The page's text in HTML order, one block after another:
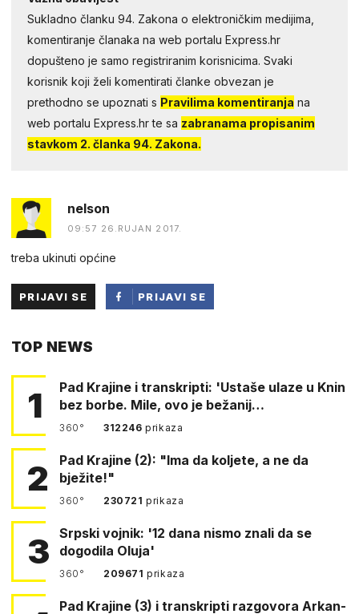
Sukladno članku 94. Zakona o elektroničkim medijima,
komentiranje članaka na web portalu Express.hr
dopušteno je samo registriranim korisnicima. Svaki
korisnik koji želi komentirati članke obvezan je
prethodno se upoznati s Pravilima komentiranja na
web portalu Express.hr te sa zabranama propisanim
stavkom 2. članka 94. Zakona.
nelson
09:57 26.RUJAN 2017.
treba ukinuti općine
PRIJAVI SE
PRIJAVI SE
TOP NEWS
1
Pad Krajine i transkripti: 'Ustaše ulaze u Knin
bez borbe. Mile, ovo je bežanij…
360° 312246prikaza
2
Pad Krajine (2): "Ima da koljete, a ne da
bježite!"
360° 230721prikaza
3
Srpski vojnik: '12 dana nismo znali da se
dogodila Oluja'
360° 209671prikaza
Pad Krajine (3) i transkripti razgovora Arkan-